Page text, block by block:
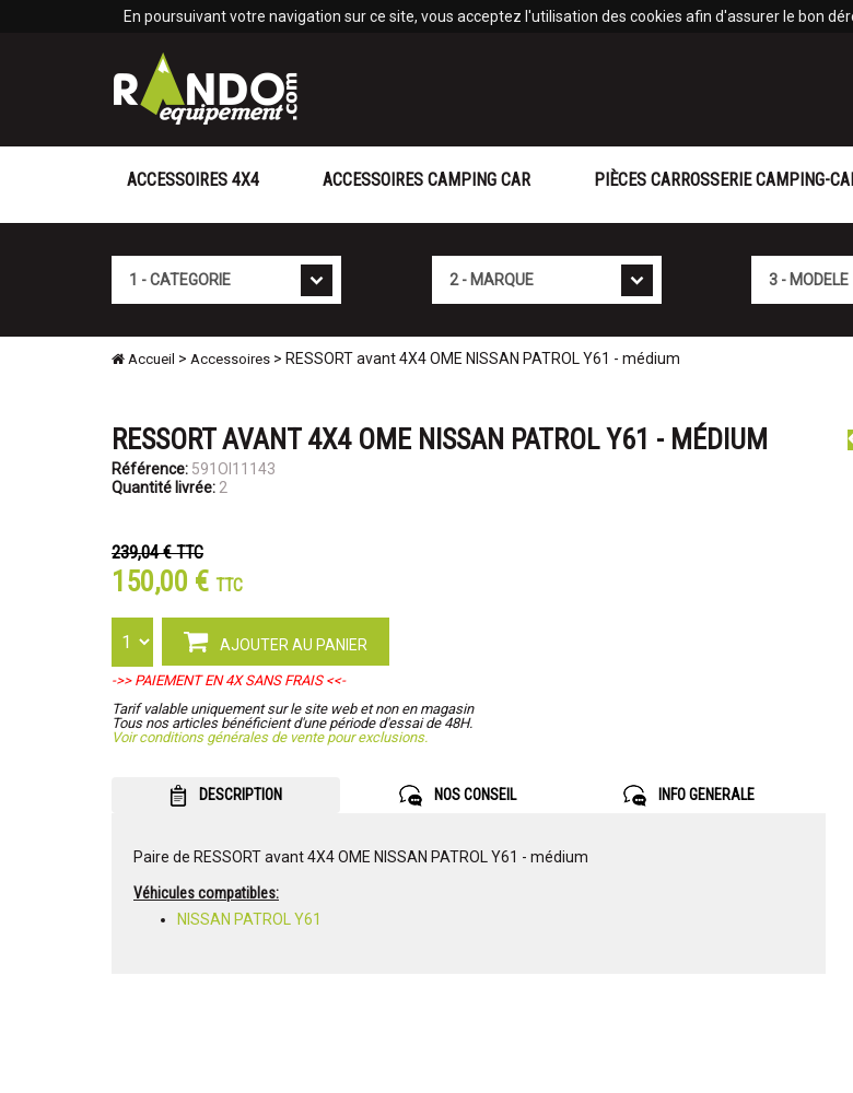
En poursuivant votre navigation sur ce site, vous acceptez l'utilisation des cookies afin d'assurer le bon
ACCESSOIRES 4X4 ACCESSOIRES CAMPING CAR PIÈCES CARROSSERIE CAMPING-
Accueil > Accessoires > RESSORT avant 4X4 OME NISSAN PATROL Y61 - médium
RESSORT AVANT 4X4 OME NISSAN PATROL Y61 - MÉDIUM
Référence: 591OI11143
Quantité livrée: 2
239,04 €TTC
150,00 € TTC
AJOUTER AU PANIER
->> PAIEMENT EN 4X SANS FRAIS <<-
Tarif valable uniquement sur le site web et non en magasin
Tous nos articles bénéficient d'une période d'essai de 48H.
Voir conditions générales de vente pour exclusions.
DESCRIPTION NOS CONSEIL INFO GENERALE
Paire de RESSORT avant 4X4 OME NISSAN PATROL Y61 - médium
Véhicules compatibles:
NISSAN PATROL Y61
Panneau de gestion des cookies